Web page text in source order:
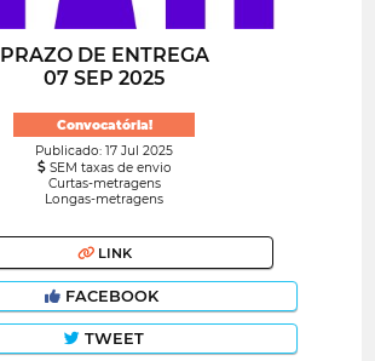
PRAZO DE ENTREGA
07 SEP 2025
Convocatória!
Publicado: 17 Jul 2025
SEM taxas de envio
Curtas-metragens
Longas-metragens
LINK
FACEBOOK
TWEET